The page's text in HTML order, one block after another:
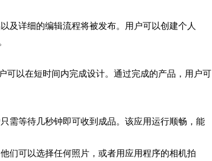
及详细的编辑流程将被发布。用户可以创建个人
可以在短时间内完成设计。通过完成的产品，用户可
需等待几秒钟即可收到成品。该应用运行顺畅，能
们可以选择任何照片，或者用应用程序的相机拍